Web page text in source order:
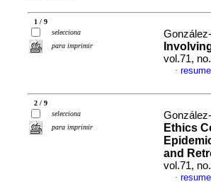
1 / 9
selecciona
para imprimir
vol.71,
·
2 / 9
selecciona
para imprimir
Ethics
and
vol.71,
·